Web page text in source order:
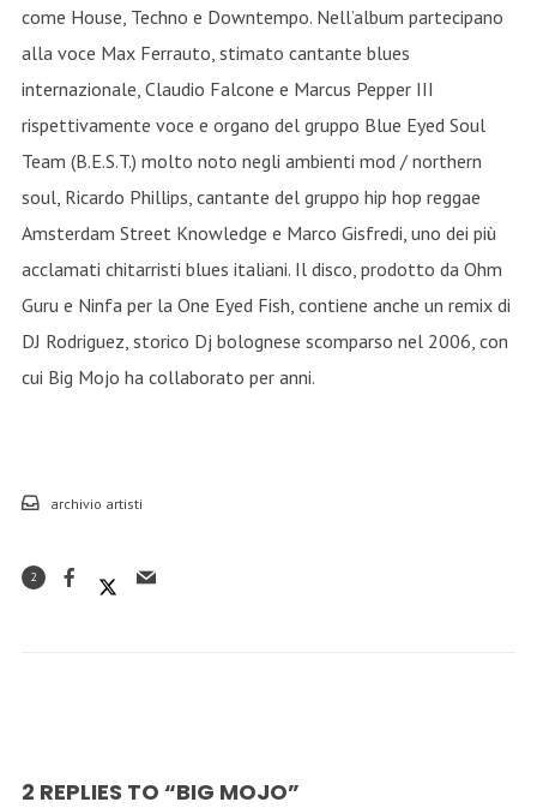
come House, Techno e Downtempo. Nell’album partecipano
alla voce Max Ferrauto, stimato cantante blues
internazionale, Claudio Falcone e Marcus Pepper III
rispettivamente voce e organo del gruppo Blue Eyed Soul
Team (B.E.S.T.) molto noto negli ambienti mod / northern
soul, Ricardo Phillips, cantante del gruppo hip hop reggae
Amsterdam Street Knowledge e Marco Gisfredi, uno dei più
acclamati chitarristi blues italiani. Il disco, prodotto da Ohm
Guru e Ninfa per la One Eyed Fish, contiene anche un remix di
DJ Rodriguez, storico Dj bolognese scomparso nel 2006, con
cui Big Mojo ha collaborato per anni.
archivio artisti
2
2 REPLIES TO “BIG MOJO”